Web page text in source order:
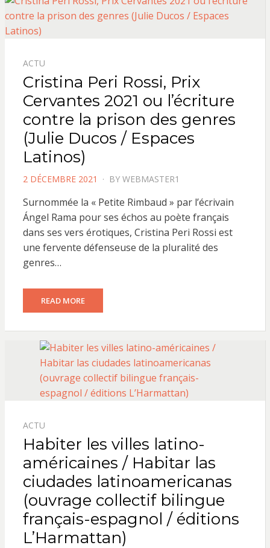
ACTU
Cristina Peri Rossi, Prix
Cervantes 2021 ou l’écriture
contre la prison des genres
(Julie Ducos / Espaces
Latinos)
POSTED
2 DÉCEMBRE 2021 BY WEBMASTER1
Surnommée la « Petite Rimbaud » par l’écrivain
Ángel Rama pour ses échos au poète français
dans ses vers érotiques, Cristina Peri Rossi est
une fervente défenseuse de la pluralité des
genres…
READ MORE
ACTU
Habiter les villes latino-
américaines / Habitar las
ciudades latinoamericanas
(ouvrage collectif bilingue
français-espagnol / éditions
L’Harmattan)